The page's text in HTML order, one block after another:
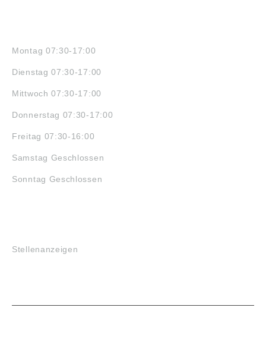
Montag 07:30-17:00
Dienstag 07:30-17:00
Mittwoch 07:30-17:00
Donnerstag 07:30-17:00
Freitag 07:30-16:00
Samstag Geschlossen
Sonntag Geschlossen
Stellenanzeigen